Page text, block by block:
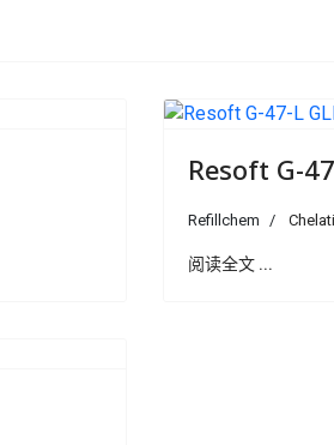
Resoft G-
Refillchem
阅读全文 ...